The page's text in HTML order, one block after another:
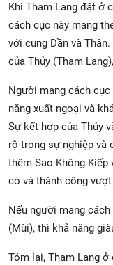
Khi Tham Lang đặt ở
cách cục này mang
với cung Dần và
của Thủy (Tham
Người mang cách
năng xuất ngoại và
Sự kết hợp của Thủy
rộ trong sự nghiệp và
thêm Sao Không
có và thành công
Nếu người mang
(Mùi), thì khả năng
Tóm lại, Tham Lang